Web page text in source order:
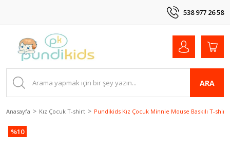
538 977 26 58
ARA
Anasayfa Kız Çocuk T-shirt Pundikids Kız Çocuk Minnie Mouse Baskılı T-shirt
%10